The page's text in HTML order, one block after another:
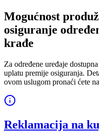
Mogućnost
osiguranje
krađe
Za određene uređaje
uplatu premije osiguranja.
ovom uslugom pronaći ćete
Reklamacija na